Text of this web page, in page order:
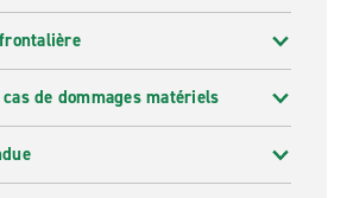
de dommages matériels